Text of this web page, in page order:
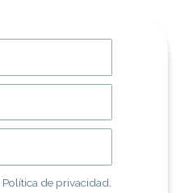
Política de privacidad